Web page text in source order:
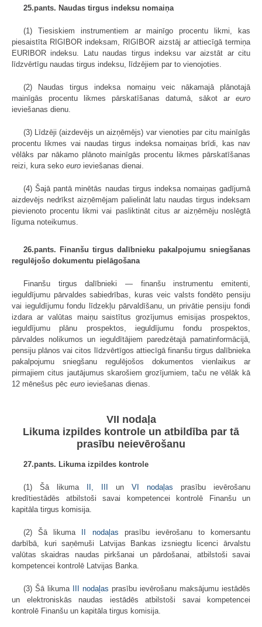
25.pants. Naudas tirgus indeksu nomaiņa
(1) Tiesiskiem instrumentiem ar mainīgo procentu likmi, kas
piesaistīta RIGIBOR indeksam, RIGIBOR aizstāj ar attiecīgā termiņa
EURIBOR indeksu. Latu naudas tirgus indeksu var aizstāt ar citu
līdzvērtīgu naudas tirgus indeksu, līdzējiem par to vienojoties.
(2) Naudas tirgus indeksa nomaiņu veic nākamajā plānotajā
mainīgās procentu likmes pārskatīšanas datumā, sākot ar euro
ieviešanas dienu.
(3) Līdzēji (aizdevējs un aizņēmējs) var vienoties par citu mainīgās
procentu likmes vai naudas tirgus indeksa nomaiņas brīdi, kas nav
vēlāks par nākamo plānoto mainīgās procentu likmes pārskatīšanas
reizi, kura seko euro ieviešanas dienai.
(4) Šajā pantā minētās naudas tirgus indeksa nomaiņas gadījumā
aizdevējs nedrīkst aizņēmējam palielināt latu naudas tirgus indeksam
pievienoto procentu likmi vai pasliktināt citus ar aizņēmēju noslēgtā
līguma noteikumus.
26.pants. Finanšu tirgus dalībnieku pakalpojumu sniegšanas
regulējošo dokumentu pielāgošana
Finanšu tirgus dalībnieki — finanšu instrumentu emitenti,
ieguldījumu pārvaldes sabiedrības, kuras veic valsts fondēto pensiju
vai ieguldījumu fondu līdzekļu pārvaldīšanu, un privātie pensiju fondi
izdara ar valūtas maiņu saistītus grozījumus emisijas prospektos,
ieguldījumu plānu prospektos, ieguldījumu fondu prospektos,
pārvaldes nolikumos un ieguldītājiem paredzētajā pamatinformācijā,
pensiju plānos vai citos līdzvērtīgos attiecīgā finanšu tirgus dalībnieka
pakalpojumu sniegšanu regulējošos dokumentos vienlaikus ar
pirmajiem citus jautājumus skarošiem grozījumiem, taču ne vēlāk kā
12 mēnešus pēc euro ieviešanas dienas.
VII nodaļa
Likuma izpildes kontrole un atbildība par tā
prasību neievērošanu
27.pants. Likuma izpildes kontrole
(1) Šā likuma II, III un VI nodaļas prasību ievērošanu
kredītiestādēs atbilstoši savai kompetencei kontrolē Finanšu un
kapitāla tirgus komisija.
(2) Šā likuma II nodaļas prasību ievērošanu to komersantu
darbībā, kuri saņēmuši Latvijas Bankas izsniegtu licenci ārvalstu
valūtas skaidras naudas pirkšanai un pārdošanai, atbilstoši savai
kompetencei kontrolē Latvijas Banka.
(3) Šā likuma III nodaļas prasību ievērošanu maksājumu iestādēs
un elektroniskās naudas iestādēs atbilstoši savai kompetencei
kontrolē Finanšu un kapitāla tirgus komisija.